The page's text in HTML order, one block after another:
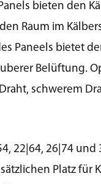
bieten den
Raum im
Paneels bietet
Belüftung.
schwerem
22|64, 26|74 und
Platz für